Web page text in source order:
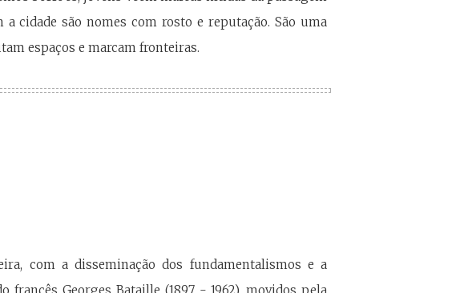
cidade são nomes com rosto e reputação. São uma
espaços e marcam fronteiras.
com a disseminação dos fundamentalismos e a